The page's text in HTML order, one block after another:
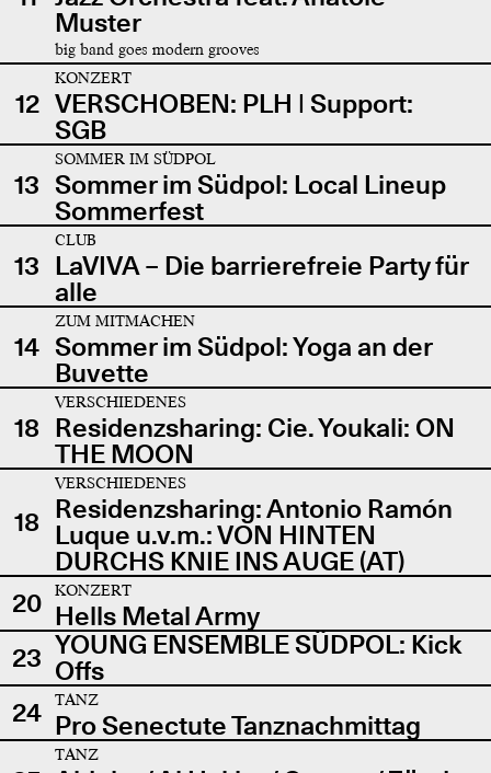
Muster
big band goes modern grooves
12
KONZERT
VERSCHOBEN: PLH | Support:
SGB
13
SOMMER IM SÜDPOL
Sommer im Südpol: Local Lineup
Sommerfest
13
CLUB
LaVIVA – Die barrierefreie Party für
alle
14
ZUM MITMACHEN
Sommer im Südpol: Yoga an der
Buvette
18
VERSCHIEDENES
Residenzsharing: Cie. Youkali: ON
THE MOON
18
VERSCHIEDENES
Residenzsharing: Antonio Ramón
Luque u.v.m.: VON HINTEN
DURCHS KNIE INS AUGE (AT)
20
KONZERT
Hells Metal Army
23 YOUNG ENSEMBLE SÜDPOL: Kick
Offs
24
TANZ
Pro Senectute Tanznachmittag
TANZ